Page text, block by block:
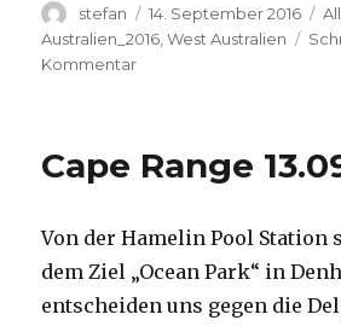
Autor
stefan
Veröffentlicht
am
14. September 2016
Australien_2016 ,West Australien
Kommentarzu
Cape Range
Von der Hamelin Pool
dem Ziel „Ocean Park“ in
entscheiden uns gegen die